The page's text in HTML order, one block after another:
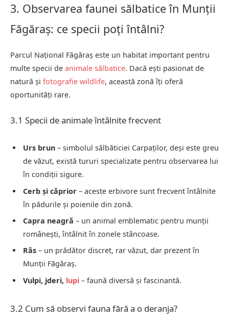
3. Observarea faunei sălbatice în Munții
Făgăraș: ce specii poți întâlni?
Parcul Național Făgăraș este un habitat important pentru
multe specii de animale sălbatice. Dacă ești pasionat de
natură și fotografie wildlife, această zonă îți oferă
oportunități rare.
3.1 Specii de animale întâlnite frecvent
Urs brun – simbolul sălbăticiei Carpaților, deși este greu
de văzut, există tururi specializate pentru observarea lui
în condiții sigure.
Cerb și căprior – aceste erbivore sunt frecvent întâlnite
în pădurile și poienile din zonă.
Capra neagră – un animal emblematic pentru munții
românești, întâlnit în zonele stâncoase.
Râs – un prădător discret, rar văzut, dar prezent în
Munții Făgăraș.
Vulpi, jderi, lupi – faună diversă și fascinantă.
3.2 Cum să observi fauna fără a o deranja?